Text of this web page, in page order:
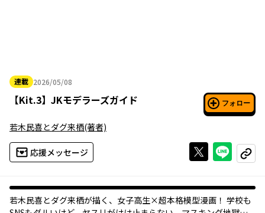
連載 2026/05/08
2026年05月08日
【Kit.3】 JKモデラーズガイド フォロー
若木民喜とダグ来栖(著者)
応援メッセージ Xで投稿する
ライン
コピー
若木民喜とダグ来栖が描く、女子高生×超本格模型漫画！ 学校も